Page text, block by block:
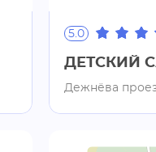
5.0
ДЕТСКИЙ
Дежнёва